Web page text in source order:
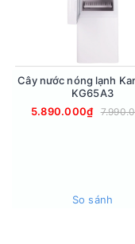
Cây nước nóng lạnh
biệt tiện lợi
hoặc bật các chế độ
Cây nước nóng lạnh
KG65A3
5.890.000₫
So sánh